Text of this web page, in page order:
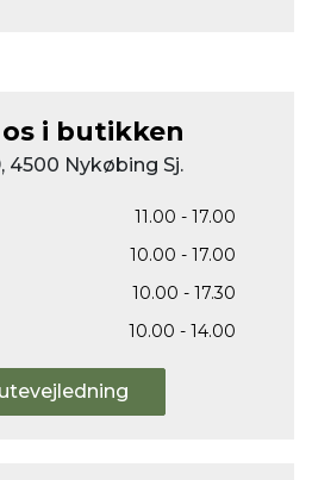
i butikken
4500 Nykøbing Sj.
11.00 - 17.00
10.00 - 17.00
10.00 - 17.30
10.00 - 14.00